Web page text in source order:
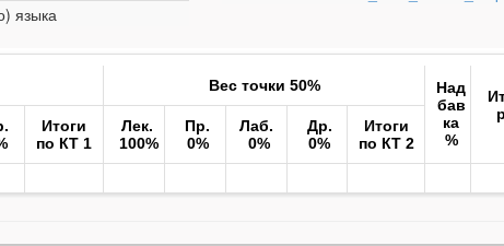
языка
Вес точки 50%
Над
бав
ка
%
Итоги
по КТ 1
Лек.
100%
Пр.
0%
Лаб.
0%
Др.
0%
Итоги
по КТ 2